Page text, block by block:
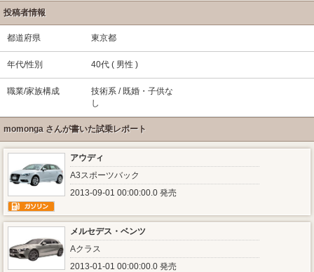
投稿者情報
都道府県 東京都
年代/性別 40代 ( 男性 )
職業/家族構成
技術系 / 既婚・子供な
し
momonga さんが書いた試乗レポート
アウディ
A3スポーツバック
2013-09-01 00:00:00.0 発売
メルセデス・ベンツ
Aクラス
2013-01-01 00:00:00.0 発売